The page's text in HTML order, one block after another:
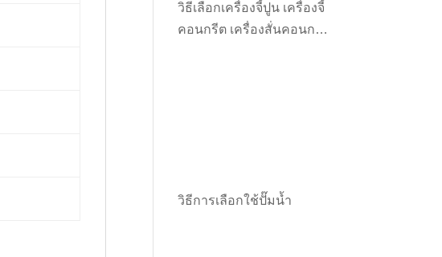
วิธีเลือกเครื่องจี้ปูน เครื่องจี้
คอนกรีต เครื่องสั่นคอนกรีต
วิธีการเลือกใช้ปั๊มน้ำ